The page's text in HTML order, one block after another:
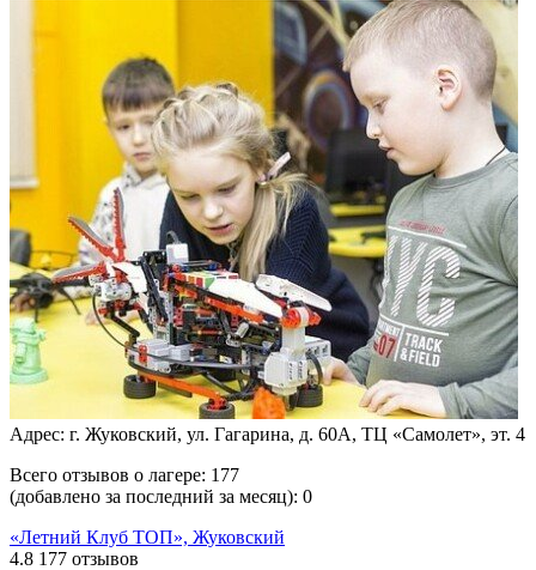
Адрес: г. Жуковский, ул. Гагарина, д. 60А, ТЦ «Самолет», эт. 4
Всего отзывов о лагере: 177
(добавлено за последний за месяц): 0
«Летний Клуб ТОП», Жуковский
4.8 177 отзывов